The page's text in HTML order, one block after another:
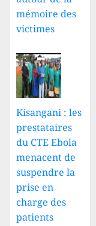
mémoire des
victimes
Kisangani : les
prestataires
du CTE Ebola
menacent de
suspendre la
prise en
charge des
patients